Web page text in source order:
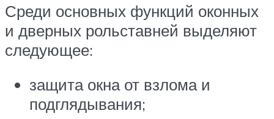
Среди основных функций оконных
и дверных рольставней выделяют
следующее:
защита окна от взлома и
подглядывания;